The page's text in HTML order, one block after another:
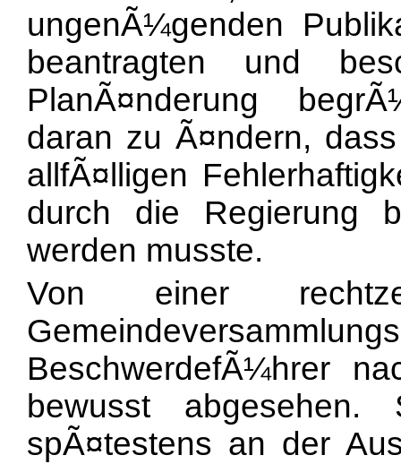
ungenÃ¼genden
beantragten und
PlanÃ¤nderung
daran zu Ã¤ndern,
allfÃ¤lligen
durch die Regierung
werden musste.
Von einer
BeschwerdefÃ¼hrer
bewusst
spÃ¤testens an der